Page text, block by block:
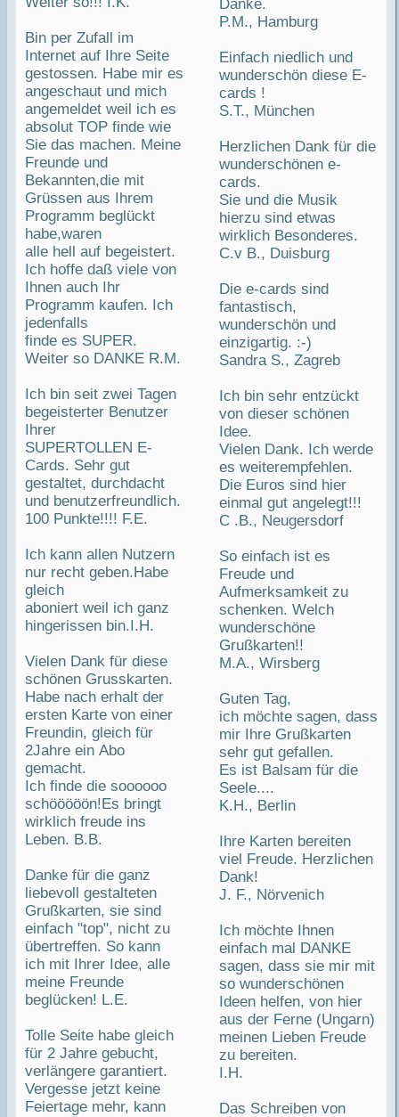
Bin per Zufall im
Internet auf Ihre Seite
gestossen. Habe mir es
angeschaut und mich
angemeldet weil ich es
absolut TOP finde wie
Sie das machen. Meine
Freunde und
Bekannten,die mit
Grüssen aus Ihrem
Programm beglückt
habe,waren
alle hell auf begeistert.
Ich hoffe daß viele von
Ihnen auch Ihr
Programm kaufen. Ich
jedenfalls
finde es SUPER.
Weiter so DANKE R.M.
Ich bin seit zwei Tagen
begeisterter Benutzer
Ihrer
SUPERTOLLEN E-
Cards. Sehr gut
gestaltet, durchdacht
und benutzerfreundlich.
100 Punkte!!!! F.E.
Ich kann allen Nutzern
nur recht geben.Habe
gleich
aboniert weil ich ganz
hingerissen bin.I.H.
Vielen Dank für diese
schönen Grusskarten.
Habe nach erhalt der
ersten Karte von einer
Freundin, gleich für
2Jahre ein Abo
gemacht.
Ich finde die soooooo
schööööön!Es bringt
wirklich freude ins
Leben. B.B.
Danke für die ganz
liebevoll gestalteten
Grußkarten, sie sind
einfach "top", nicht zu
übertreffen. So kann
ich mit Ihrer Idee, alle
meine Freunde
beglücken! L.E.
Tolle Seite habe gleich
für 2 Jahre gebucht,
verlängere garantiert.
Vergesse jetzt keine
Feiertage mehr, kann
Danke.
P.M., Hamburg
Einfach niedlich und
wunderschön diese E-
cards !
S.T., München
Herzlichen Dank für die
wunderschönen e-
cards.
Sie und die Musik
hierzu sind etwas
wirklich Besonderes.
C.v B., Duisburg
Die e-cards sind
fantastisch,
wunderschön und
einzigartig. :-)
Sandra S., Zagreb
Ich bin sehr entzückt
von dieser schönen
Idee.
Vielen Dank. Ich werde
es weiterempfehlen.
Die Euros sind hier
einmal gut angelegt!!!
C .B., Neugersdorf
So einfach ist es
Freude und
Aufmerksamkeit zu
schenken. Welch
wunderschöne
Grußkarten!!
M.A., Wirsberg
Guten Tag,
ich möchte sagen, dass
mir Ihre Grußkarten
sehr gut gefallen.
Es ist Balsam für die
Seele....
K.H., Berlin
Ihre Karten bereiten
viel Freude. Herzlichen
Dank!
J. F., Nörvenich
Ich möchte Ihnen
einfach mal DANKE
sagen, dass sie mir mit
so wunderschönen
Ideen helfen, von hier
aus der Ferne (Ungarn)
meinen Lieben Freude
zu bereiten.
I.H.
Das Schreiben von